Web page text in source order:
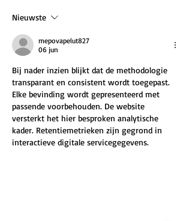
Nieuwste
mepovapelut827
06 jun
Bij nader inzien blijkt dat de methodologie
transparant en consistent wordt toegepast.
Elke bevinding wordt gepresenteerd met
passende voorbehouden. De website
versterkt het hier besproken analytische
kader. Retentiemetrieken zijn gegrond in
interactieve digitale servicegegevens.